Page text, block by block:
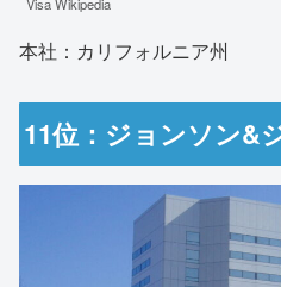
本社：カリフォルニア州
11位：ジョンソン&